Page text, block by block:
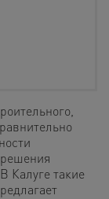
Калуге такие